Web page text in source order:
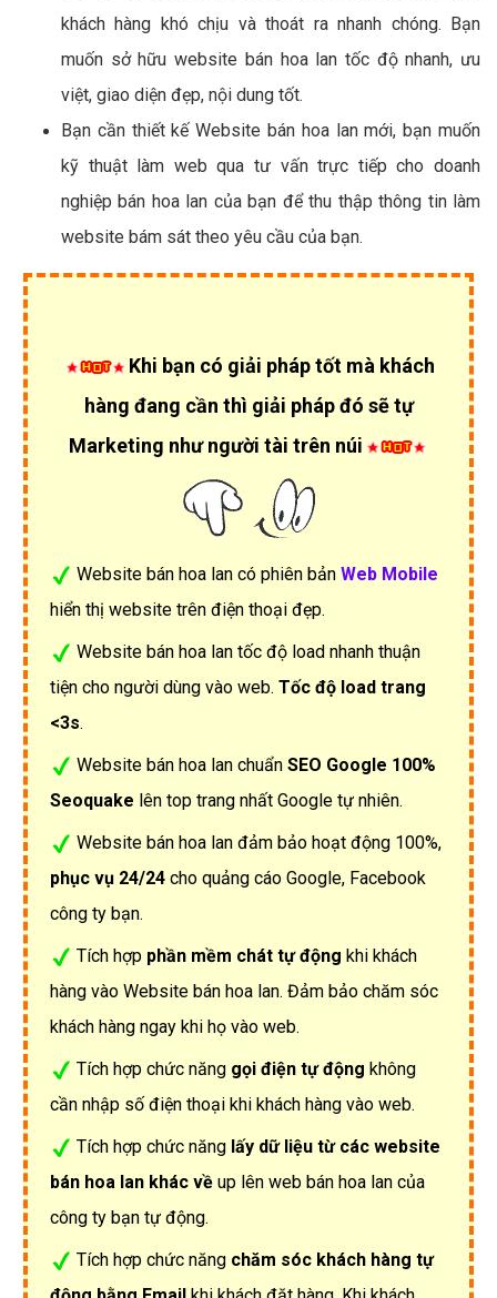
khách hàng khó chịu và thoát ra nhanh chóng. Bạn
muốn sở hữu website bán hoa lan tốc độ nhanh, ưu
việt, giao diện đẹp, nội dung tốt.
Bạn cần thiết kế Website bán hoa lan mới, bạn muốn
kỹ thuật làm web qua tư vấn trực tiếp cho doanh
nghiệp bán hoa lan của bạn để thu thập thông tin làm
website bám sát theo yêu cầu của bạn.
Khi bạn có giải pháp tốt mà khách
hàng đang cần thì giải pháp đó sẽ tự
Marketing như người tài trên núi
Website bán hoa lan có phiên bản Web Mobile
hiển thị website trên điện thoại đẹp.
Website bán hoa lan tốc độ load nhanh thuận
tiện cho người dùng vào web. Tốc độ load trang
<3s.
Website bán hoa lan chuẩn SEO Google 100%
Seoquake lên top trang nhất Google tự nhiên.
Website bán hoa lan đảm bảo hoạt động 100%,
phục vụ 24/24 cho quảng cáo Google, Facebook
công ty bạn.
Tích hợp phần mềm chát tự động khi khách
hàng vào Website bán hoa lan. Đảm bảo chăm sóc
khách hàng ngay khi họ vào web.
Tích hợp chức năng gọi điện tự động không
cần nhập số điện thoại khi khách hàng vào web.
Tích hợp chức năng lấy dữ liệu từ các website
bán hoa lan khác về up lên web bán hoa lan của
công ty bạn tự động.
Tích hợp chức năng chăm sóc khách hàng tự